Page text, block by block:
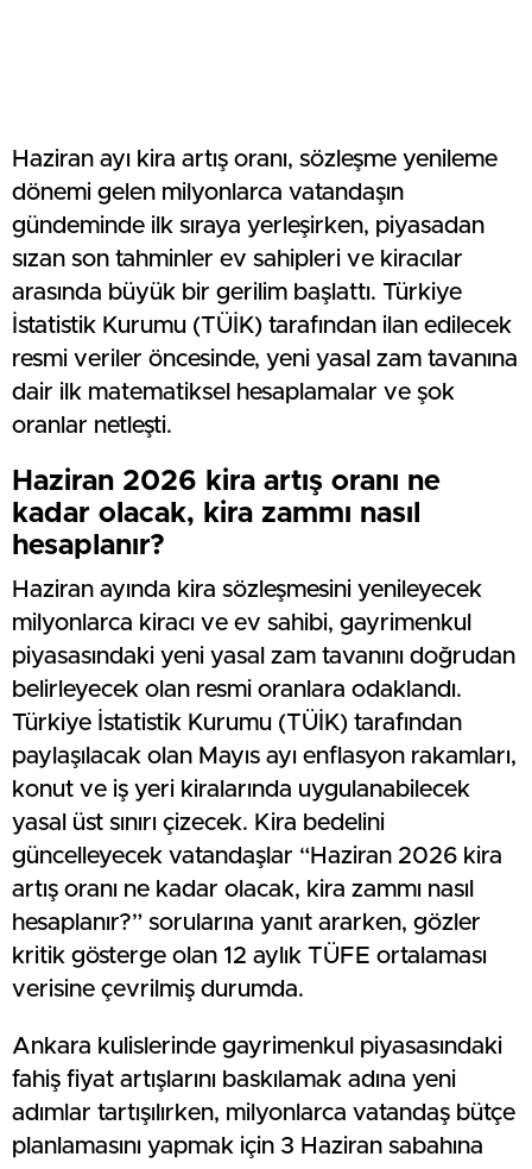
Haziran ayı kira artış oranı, sözleşme yenileme
dönemi gelen milyonlarca vatandaşın
gündeminde ilk sıraya yerleşirken, piyasadan
sızan son tahminler ev sahipleri ve kiracılar
arasında büyük bir gerilim başlattı. Türkiye
İstatistik Kurumu (TÜİK) tarafından ilan edilecek
resmi veriler öncesinde, yeni yasal zam tavanına
dair ilk matematiksel hesaplamalar ve şok
oranlar netleşti.
Haziran 2026 kira artış oranı ne
kadar olacak, kira zammı nasıl
hesaplanır?
Haziran ayında kira sözleşmesini yenileyecek
milyonlarca kiracı ve ev sahibi, gayrimenkul
piyasasındaki yeni yasal zam tavanını doğrudan
belirleyecek olan resmi oranlara odaklandı.
Türkiye İstatistik Kurumu (TÜİK) tarafından
paylaşılacak olan Mayıs ayı enflasyon rakamları,
konut ve iş yeri kiralarında uygulanabilecek
yasal üst sınırı çizecek. Kira bedelini
güncelleyecek vatandaşlar “Haziran 2026 kira
artış oranı ne kadar olacak, kira zammı nasıl
hesaplanır?” sorularına yanıt ararken, gözler
kritik gösterge olan 12 aylık TÜFE ortalaması
verisine çevrilmiş durumda.
Ankara kulislerinde gayrimenkul piyasasındaki
fahiş fiyat artışlarını baskılamak adına yeni
adımlar tartışılırken, milyonlarca vatandaş bütçe
planlamasını yapmak için 3 Haziran sabahına